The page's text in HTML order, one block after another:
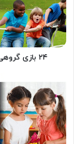
برای
دورهمی‌های
دوستانه
۲۴ بازی ‌گروهی مختلف برای دورهمی‌های دوستانه
مهارت
های
ارتباط
برقرار
کردن
به